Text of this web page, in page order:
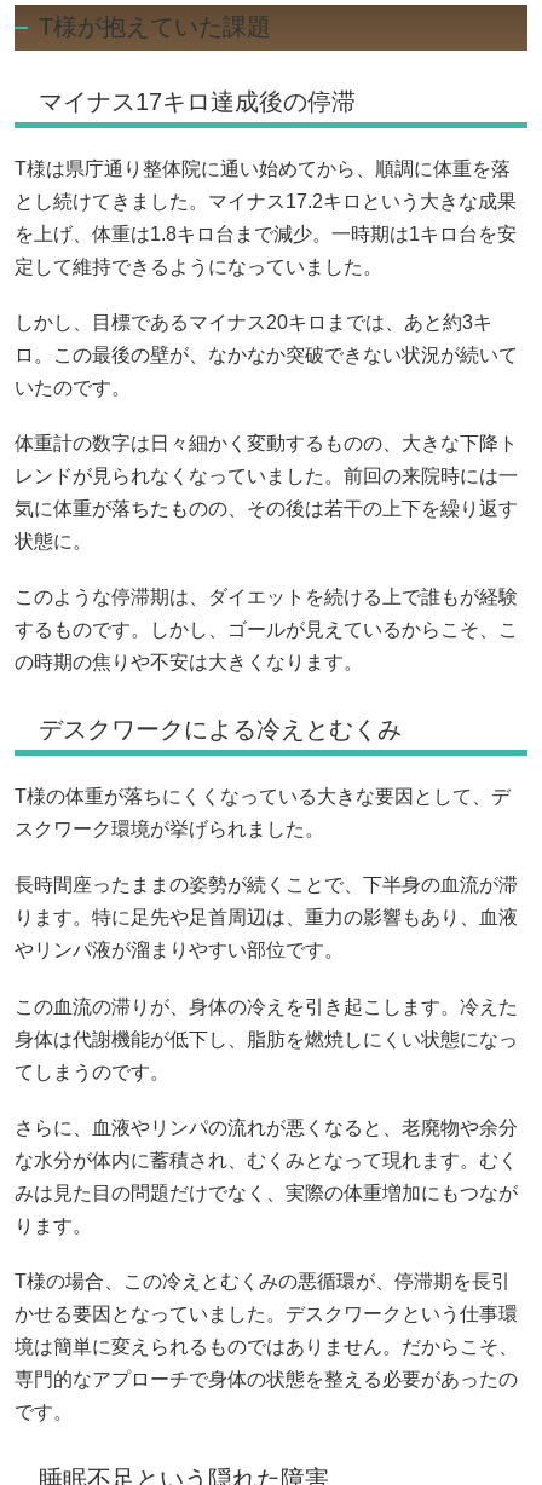
T様が抱えていた課題
マイナス17キロ達成後の停滞
T様は県庁通り整体院に通い始めてから、順調に体重を落
とし続けてきました。マイナス17.2キロという大きな成果
を上げ、体重は1.8キロ台まで減少。一時期は1キロ台を安
定して維持できるようになっていました。
しかし、目標であるマイナス20キロまでは、あと約3キ
ロ。この最後の壁が、なかなか突破できない状況が続いて
いたのです。
体重計の数字は日々細かく変動するものの、大きな下降ト
レンドが見られなくなっていました。前回の来院時には一
気に体重が落ちたものの、その後は若干の上下を繰り返す
状態に。
このような停滞期は、ダイエットを続ける上で誰もが経験
するものです。しかし、ゴールが見えているからこそ、こ
の時期の焦りや不安は大きくなります。
デスクワークによる冷えとむくみ
T様の体重が落ちにくくなっている大きな要因として、デ
スクワーク環境が挙げられました。
長時間座ったままの姿勢が続くことで、下半身の血流が滞
ります。特に足先や足首周辺は、重力の影響もあり、血液
やリンパ液が溜まりやすい部位です。
この血流の滞りが、身体の冷えを引き起こします。冷えた
身体は代謝機能が低下し、脂肪を燃焼しにくい状態になっ
てしまうのです。
さらに、血液やリンパの流れが悪くなると、老廃物や余分
な水分が体内に蓄積され、むくみとなって現れます。むく
みは見た目の問題だけでなく、実際の体重増加にもつなが
ります。
T様の場合、この冷えとむくみの悪循環が、停滞期を長引
かせる要因となっていました。デスクワークという仕事環
境は簡単に変えられるものではありません。だからこそ、
専門的なアプローチで身体の状態を整える必要があったの
です。
睡眠不足という隠れた障害